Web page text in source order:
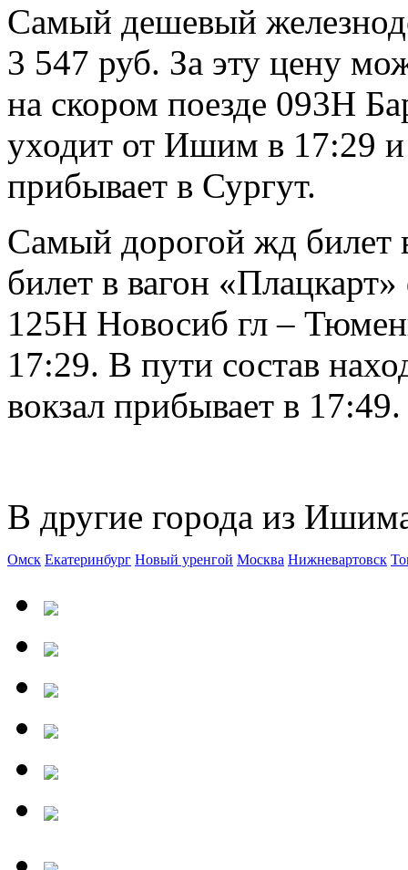
Самый дешевый
3 547 руб. За эту цену
на скором поезде 093Н
уходит от Ишим в 17:29 и
прибывает в Сургут.
Самый дорогой жд билет
билет в вагон
125Н Новосиб гл –
17:29. В пути состав
вокзал прибывает в 17:49.
В другие города из
Омск Екатеринбург Новый уренгой Москва Нижневартовск